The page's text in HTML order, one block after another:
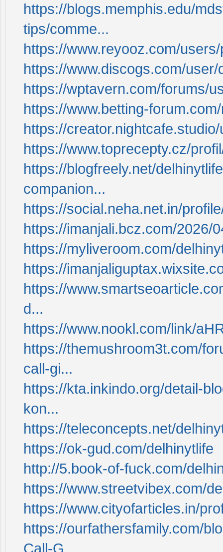
https://blogs.memphis.edu/
tips/comme...
https://www.reyooz.com/
https://www.discogs.com/user/
https://wptavern.com/forums/
https://www.betting-
https://
https://www.toprecepty.cz/
https://blogfreely.net/
companion...
https://social.neha.net.in/
https://imanjali.bcz.com/2026/
https://myliveroom.com/
https://
https://
d...
https://www.nookl.com/link/
https://themushroom3t.com/
call-gi...
https://kta.inkindo.org/detail-
kon...
https://teleconcepts.net/
https://ok-gud.com/delhinytlife
http://5.book-of-fuck.com/
https://www.streetvibex.com/
https://www.cityofarticles.in/
https://ourfathersfamily.com/
Call-G...